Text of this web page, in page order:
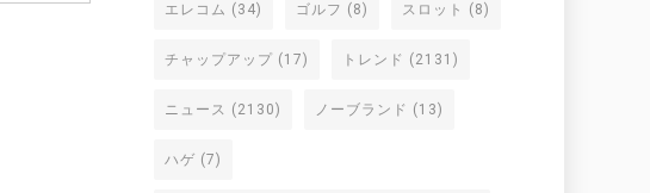
エレコム (34) ゴルフ (8) スロット (8)
チャップアップ (17) トレンド (2131)
ニュース (2130) ノーブランド (13)
ハゲ (7)